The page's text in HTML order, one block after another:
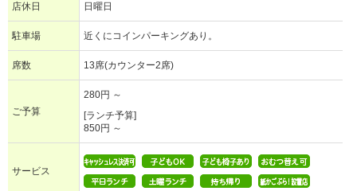
店休日 日曜日
駐車場 近くにコインパーキングあり。
席数 13席(カウンター2席)
ご予算
280円 ～
[ランチ予算]
850円 ～
サービス